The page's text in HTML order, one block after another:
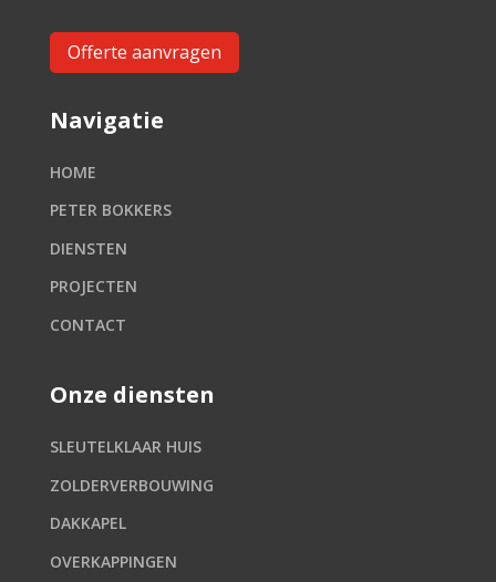
Offerte aanvragen
Navigatie
HOME
PETER BOKKERS
DIENSTEN
PROJECTEN
CONTACT
Onze diensten
SLEUTELKLAAR HUIS
ZOLDERVERBOUWING
DAKKAPEL
OVERKAPPINGEN